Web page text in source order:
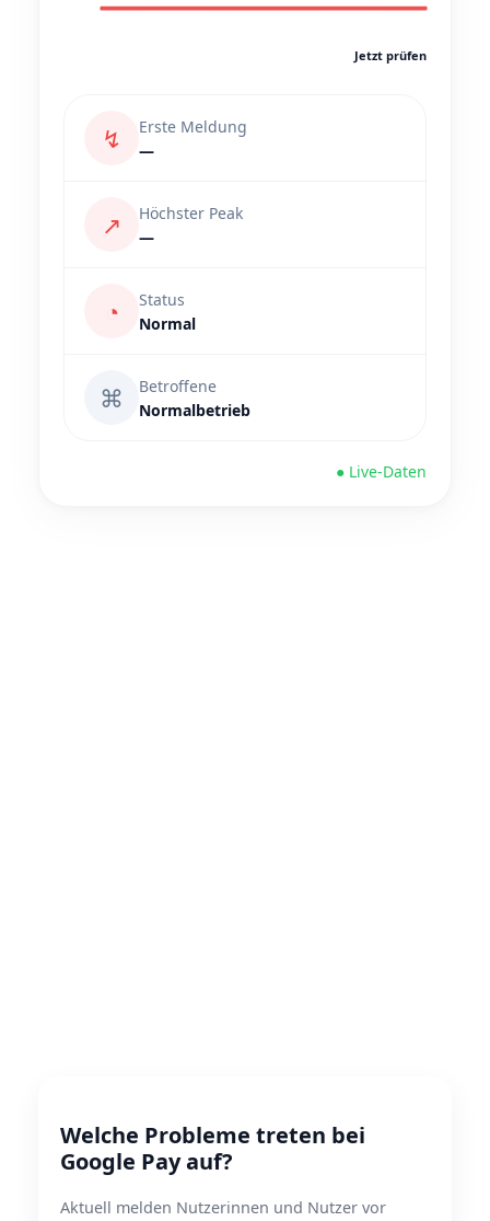
Jetzt prüfen
↯
Erste Meldung
—
↗
Höchster Peak
—
◔
Status
Normal
⌘
Betroffene
Normalbetrieb
● Live-Daten
Welche Probleme treten bei
Google Pay auf?
Aktuell melden Nutzerinnen und Nutzer vor